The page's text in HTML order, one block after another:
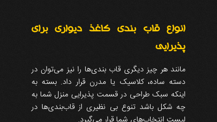
انواع قاب‌ بندی کاغذ دیواری برای
پذیرایی
مانند هر چیز دیگری قاب بندی‌ها را نیز می‌توان در
دسته ساده، کلاسیک یا مدرن قرار داد. بسته به
اینکه سبک طراحی در قسمت پذیرایی منزل شما به
چه شکل باشد تنوع بی نظیری از قاب‌بندی‌ها در